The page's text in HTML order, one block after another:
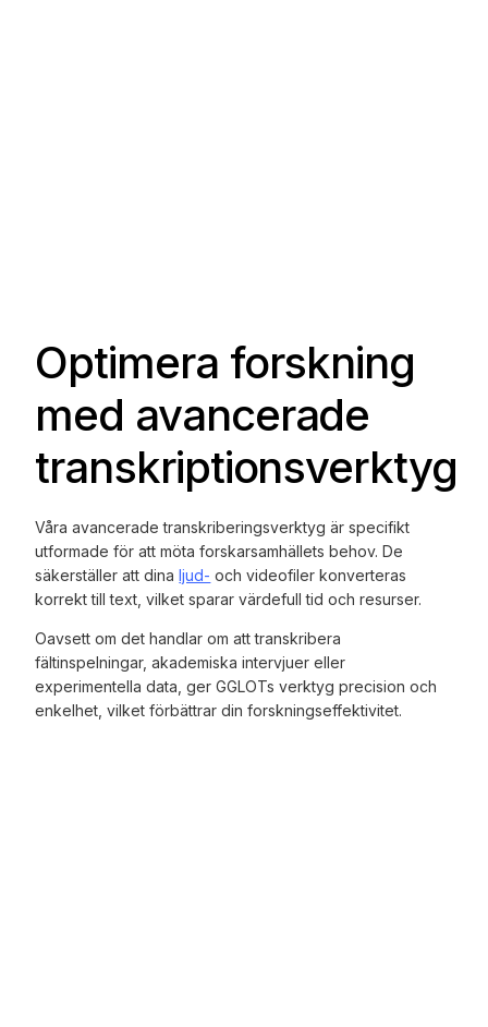
Optimera forskning
med avancerade
transkriptionsverktyg
Våra avancerade transkriberingsverktyg är specifikt
utformade för att möta forskarsamhällets behov. De
säkerställer att dina ljud- och videofiler konverteras
korrekt till text, vilket sparar värdefull tid och resurser.
Oavsett om det handlar om att transkribera
fältinspelningar, akademiska intervjuer eller
experimentella data, ger GGLOTs verktyg precision och
enkelhet, vilket förbättrar din forskningseffektivitet.